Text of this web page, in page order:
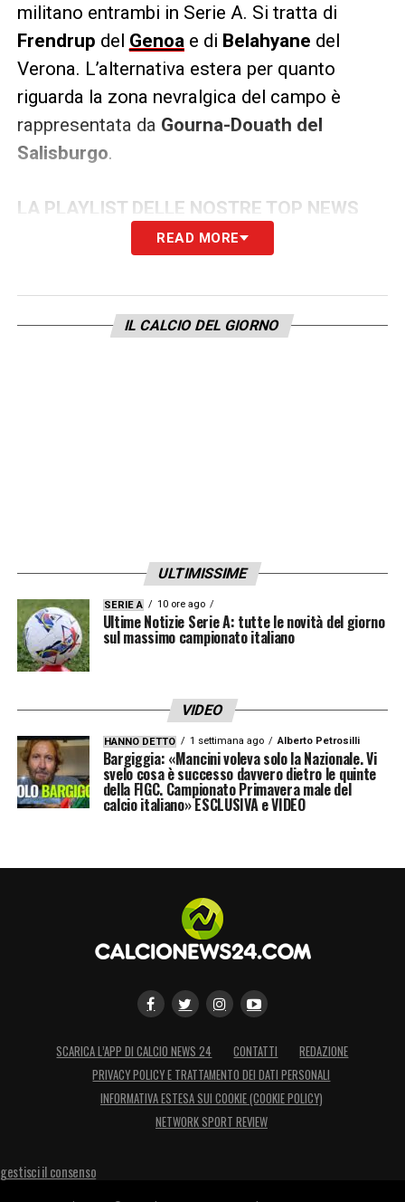
militano entrambi in Serie A. Si tratta di
Frendrup del Genoa e di Belahyane del
Verona. L’alternativa estera per quanto
riguarda la zona nevralgica del campo è
rappresentata da Gourna-Douath del
Salisburgo.
LA PLAYLIST DELLE NOSTRE TOP NEWS
READ MORE
IL CALCIO DEL GIORNO
ULTIMISSIME
SERIE A 10 ore ago
Ultime Notizie Serie A: tutte le novità del giorno
sul massimo campionato italiano
VIDEO
HANNO DETTO 1 settimana ago Alberto Petrosilli
Bargiggia: «Mancini voleva solo la Nazionale. Vi
svelo cosa è successo davvero dietro le quinte
della FIGC. Campionato Primavera male del
calcio italiano» ESCLUSIVA e VIDEO
SCARICA L’APP DI CALCIO NEWS 24 CONTATTI
REDAZIONE
PRIVACY POLICY E TRATTAMENTO DEI DATI PERSONALI
INFORMATIVA ESTESA SUI COOKIE (COOKIE POLICY)
NETWORK SPORT REVIEW
gestisci il consenso